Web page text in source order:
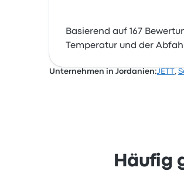
Basierend auf 167
Temperatur und der
Unternehmen in Jordanien:JETT,
Häufig